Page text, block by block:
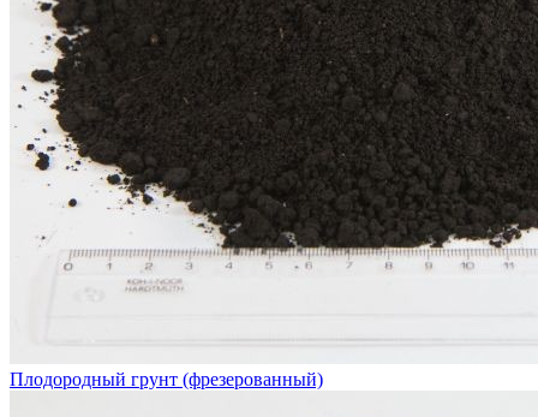
Плодородный грунт (фрезерованный)